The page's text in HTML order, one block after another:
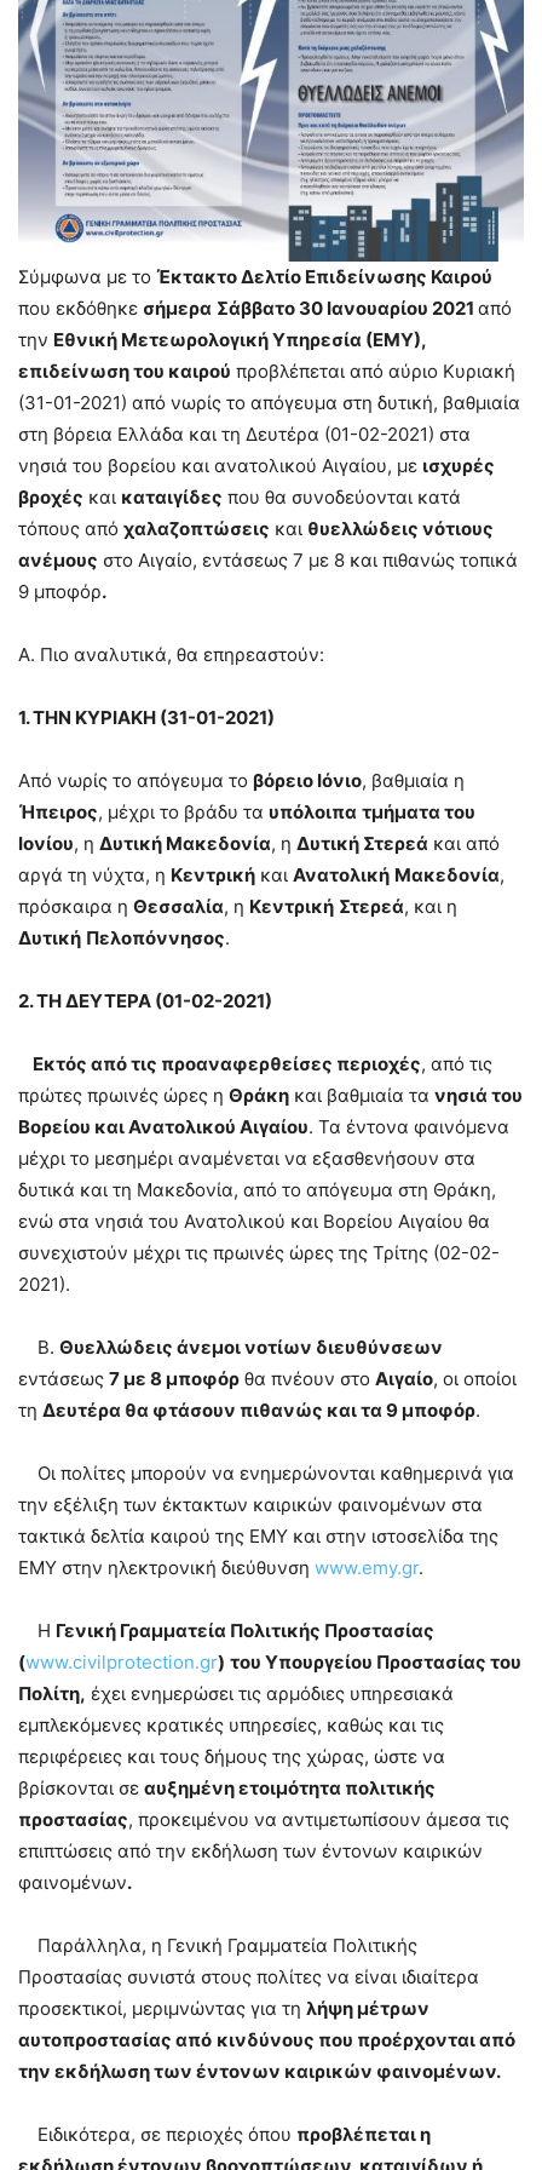
Σύμφωνα με το Έκτακτο Δελτίο Επιδείνωσης Καιρού
που εκδόθηκε σήμερα Σάββατο 30 Ιανουαρίου 2021 από
την Εθνική Μετεωρολογική Υπηρεσία (ΕΜΥ),
επιδείνωση του καιρού προβλέπεται από αύριο Κυριακή
(31-01-2021) από νωρίς το απόγευμα στη δυτική, βαθμιαία
στη βόρεια Ελλάδα και τη Δευτέρα (01-02-2021) στα
νησιά του βορείου και ανατολικού Αιγαίου, με ισχυρές
βροχές και καταιγίδες που θα συνοδεύονται κατά
τόπους από χαλαζοπτώσεις και θυελλώδεις νότιους
ανέμους στο Αιγαίο, εντάσεως 7 με 8 και πιθανώς τοπικά
9 μποφόρ.
Α. Πιο αναλυτικά, θα επηρεαστούν:
1. ΤΗΝ ΚΥΡΙΑΚΗ (31-01-2021)
Από νωρίς το απόγευμα το βόρειο Ιόνιο, βαθμιαία η
Ήπειρος, μέχρι το βράδυ τα υπόλοιπα τμήματα του
Ιονίου, η Δυτική Μακεδονία, η Δυτική Στερεά και από
αργά τη νύχτα, η Κεντρική και Ανατολική Μακεδονία,
πρόσκαιρα η Θεσσαλία, η Κεντρική Στερεά, και η
Δυτική Πελοπόννησος.
2. ΤΗ ΔΕΥΤΕΡΑ (01-02-2021)
Εκτός από τις προαναφερθείσες περιοχές, από τις
πρώτες πρωινές ώρες η Θράκη και βαθμιαία τα νησιά του
Βορείου και Ανατολικού Αιγαίου. Τα έντονα φαινόμενα
μέχρι το μεσημέρι αναμένεται να εξασθενήσουν στα
δυτικά και τη Μακεδονία, από το απόγευμα στη Θράκη,
ενώ στα νησιά του Ανατολικού και Βορείου Αιγαίου θα
συνεχιστούν μέχρι τις πρωινές ώρες της Τρίτης (02-02-
2021).
Β. Θυελλώδεις άνεμοι νοτίων διευθύνσεων
εντάσεως 7 με 8 μποφόρ θα πνέουν στο Αιγαίο, οι οποίοι
τη Δευτέρα θα φτάσουν πιθανώς και τα 9 μποφόρ.
Οι πολίτες μπορούν να ενημερώνονται καθημερινά για
την εξέλιξη των έκτακτων καιρικών φαινομένων στα
τακτικά δελτία καιρού της ΕΜΥ και στην ιστοσελίδα της
ΕΜΥ στην ηλεκτρονική διεύθυνση www.emy.gr.
Η Γενική Γραμματεία Πολιτικής Προστασίας
(www.civilprotection.gr) του Υπουργείου Προστασίας του
Πολίτη, έχει ενημερώσει τις αρμόδιες υπηρεσιακά
εμπλεκόμενες κρατικές υπηρεσίες, καθώς και τις
περιφέρειες και τους δήμους της χώρας, ώστε να
βρίσκονται σε αυξημένη ετοιμότητα πολιτικής
προστασίας, προκειμένου να αντιμετωπίσουν άμεσα τις
επιπτώσεις από την εκδήλωση των έντονων καιρικών
φαινομένων.
Παράλληλα, η Γενική Γραμματεία Πολιτικής
Προστασίας συνιστά στους πολίτες να είναι ιδιαίτερα
προσεκτικοί, μεριμνώντας για τη λήψη μέτρων
αυτοπροστασίας από κινδύνους που προέρχονται από
την εκδήλωση των έντονων καιρικών φαινομένων.
Ειδικότερα, σε περιοχές όπου προβλέπεται η